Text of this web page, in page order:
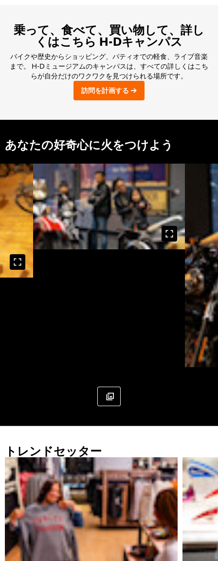
乗って、食べて、買い物して、詳し
くはこちら H-Dキャンパス
バイクや歴史からショッピング、パティオでの軽食、ライブ音楽
まで。 H-Dミュージアムのキャンパスは、すべての詳しくはこち
らが自分だけのワクワクを見つけられる場所です。
訪問を計画する
あなたの好奇心に火をつけよう
トレンドセッター